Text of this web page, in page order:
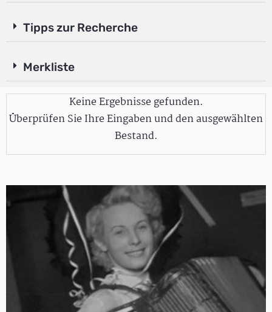
Tipps zur Recherche
Merkliste
Keine Ergebnisse gefunden.
Überprüfen Sie Ihre Eingaben und den ausgewählten
Bestand.